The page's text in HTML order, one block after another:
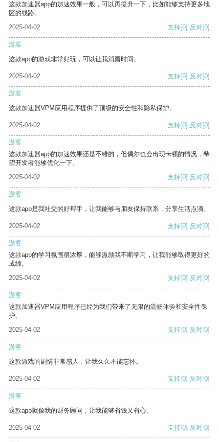
这款加速器app的加速效果一般，可以再提升一下，比如能够支持更多地
区的线路。
2025-04-02
支持[0] 反对[0]
游客
这款app的游戏非常好玩，可以让我消磨时间。
2025-04-02 支持[0] 反对[0]
游客
这款加速器VPM应用程序提供了顶级的安全性和隐私保护。
2025-04-02 支持[0] 反对[0]
游客
这款加速器app的加速效果还是不错的，但偶尔也会出现卡顿的情况，希
望开发者能够优化一下。
2025-04-02
支持[0] 反对[0]
游客
这款app是我社交的好帮手，让我能够与朋友保持联系，分享生活点滴。
2025-04-02 支持[0] 反对[0]
游客
这款app的学习氛围很浓厚，能够激励我不断学习，让我能够取得更好的
成绩。
2025-04-02
支持[0] 反对[0]
游客
这款加速器VPM应用程序已经为我们带来了无限的流畅体验和安全性保
护。
2025-04-02
支持[0] 反对[0]
游客
这款游戏的剧情非常感人，让我久久不能忘怀。
2025-04-02 支持[0] 反对[0]
游客
这款app就像我的财务顾问，让我能够省钱又省心。
2025-04-02 支持[0] 反对[0]